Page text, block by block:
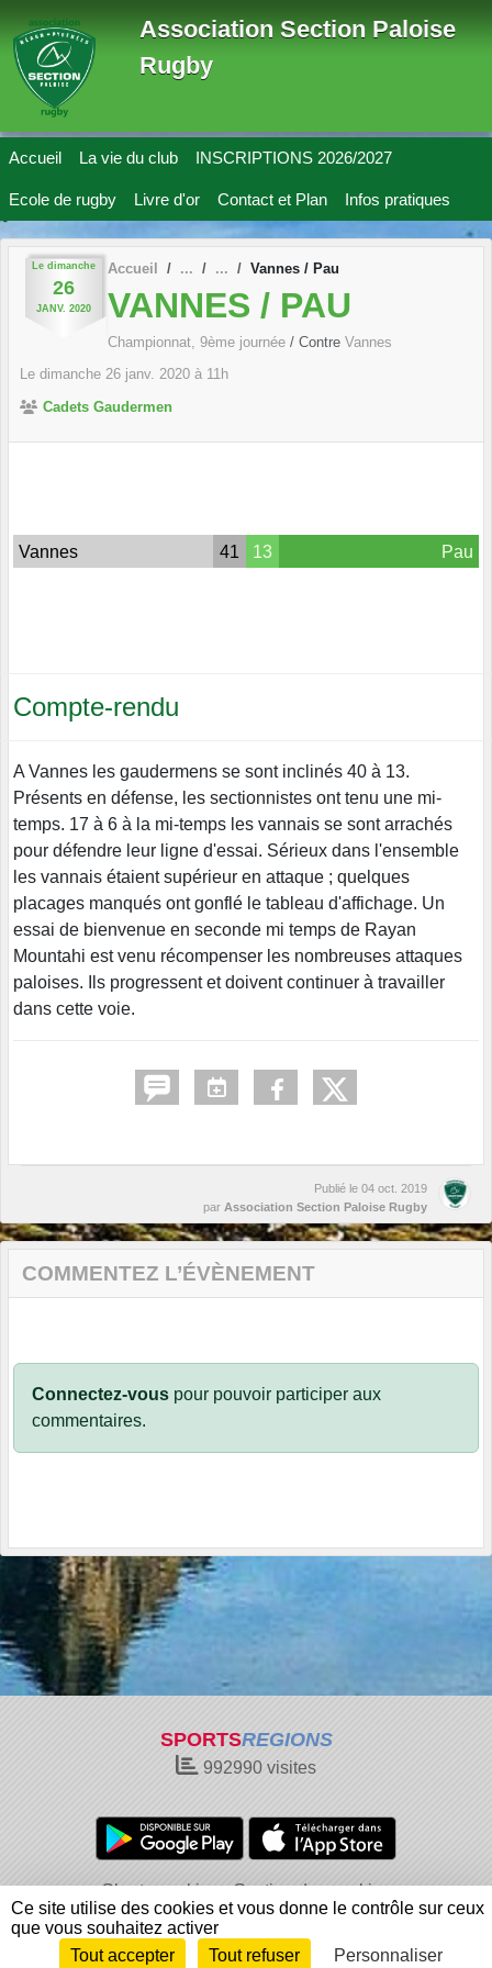
Association Section Paloise
Rugby
Accueil La vie du club INSCRIPTIONS 2026/2027
Ecole de rugby Livre d'or Contact et Plan Infos pratiques
Le dimanche
26
JANV. 2020
Accueil Vannes / Pau
VANNES / PAU
Championnat, 9ème journée / Contre Vannes
Le dimanche 26 janv. 2020 à 11h
Cadets Gaudermen
Vannes 41 13 Pau
Compte-rendu
A Vannes les gaudermens se sont inclinés 40 à 13.
Présents en défense, les sectionnistes ont tenu une mi-
temps. 17 à 6 à la mi-temps les vannais se sont arrachés
pour défendre leur ligne d'essai. Sérieux dans l'ensemble
les vannais étaient supérieur en attaque ; quelques
placages manqués ont gonflé le tableau d'affichage. Un
essai de bienvenue en seconde mi temps de Rayan
Mountahi est venu récompenser les nombreuses attaques
paloises. Ils progressent et doivent continuer à travailler
dans cette voie.
Publié le 04 oct. 2019
par Association Section Paloise Rugby
COMMENTEZ L’ÉVÈNEMENT
Connectez-vous pour pouvoir participer aux
commentaires.
SPORTSREGIONS
992990 visites
Charte cookies
Gestion des cookies
Informations légales
Signaler un contenu inapproprié
Envie de participer ? Connexion
Ce site utilise des cookies et vous donne le contrôle sur ceux
que vous souhaitez activer
Tout accepter
Tout refuser Personnaliser